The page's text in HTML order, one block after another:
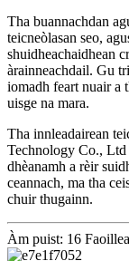
Tha buannachdan
teicneòlasan seo,
shuidheachaidhean
àrainneachdail. Gu
iomadh feart nuair a
uisge na mara.
Tha innleadairean
Technology Co., Ltd
dhèanamh a rèir
ceannach, ma tha
chuir thugainn.
Àm puist: 16